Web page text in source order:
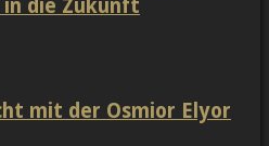
in die Zukunft
mit der Osmior Elyor